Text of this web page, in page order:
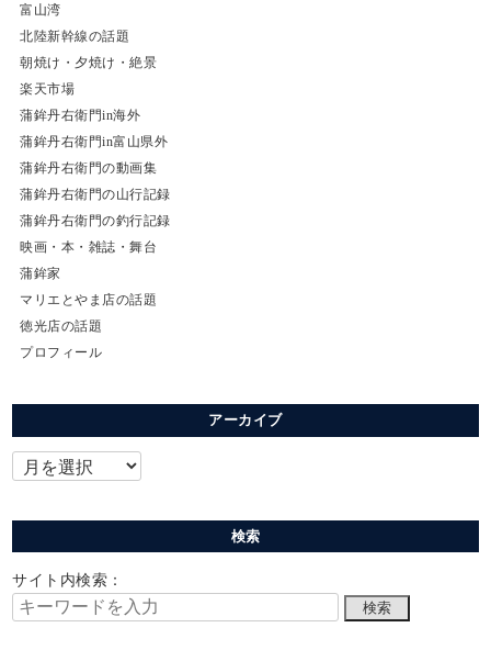
富山湾
北陸新幹線の話題
朝焼け・夕焼け・絶景
楽天市場
蒲鉾丹右衛門in海外
蒲鉾丹右衛門in富山県外
蒲鉾丹右衛門の動画集
蒲鉾丹右衛門の山行記録
蒲鉾丹右衛門の釣行記録
映画・本・雑誌・舞台
蒲鉾家
マリエとやま店の話題
徳光店の話題
プロフィール
アーカイブ
検索
サイト内検索：